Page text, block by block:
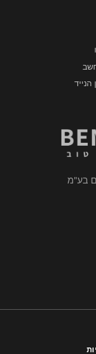
הנייד
בע"מ